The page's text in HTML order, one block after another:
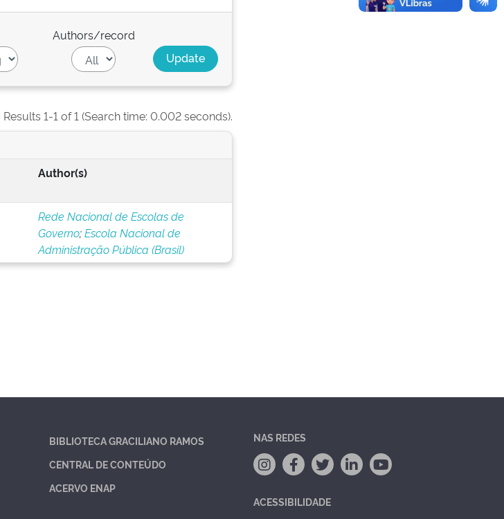
Authors/record
Results 1-1 of 1 (Search time: 0.002 seconds).
Author(s)
Rede Nacional de Escolas de
Governo;Escola Nacional de
Administração Pública (Brasil)
BIBLIOTECA GRACILIANO RAMOS
CENTRAL DE CONTEÚDO
ACERVO ENAP
NAS REDES
ACESSIBILIDADE